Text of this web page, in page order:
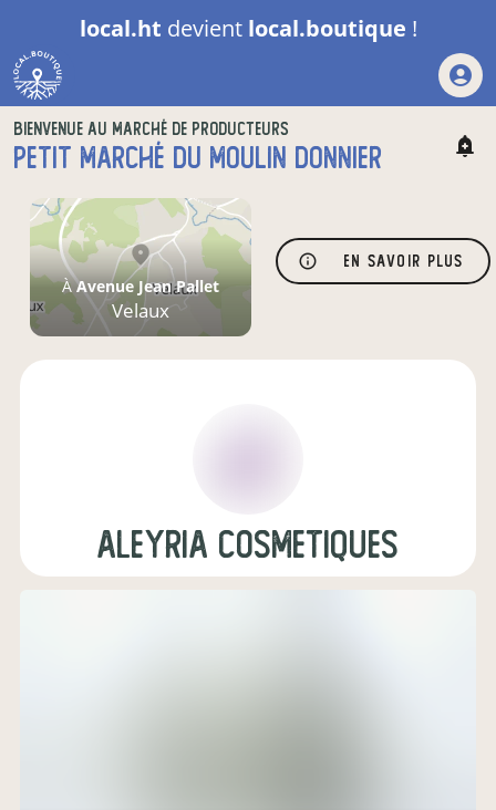
local.ht devient local.boutique !
BIENVENUE AU MARCHÉ DE PRODUCTEURS
PETIT MARCHÉ DU MOULIN DONNIER
En savoir plus
ÀAvenue Jean Pallet
Velaux
Aleyria Cosmetiques